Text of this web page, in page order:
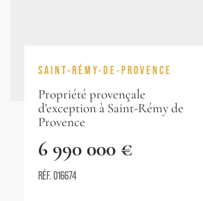
SAINT-RÉMY-DE-PROVENCE
Propriété provençale
d'exception à Saint-Rémy de
Provence
6 990 000 €
RÉF. 016674